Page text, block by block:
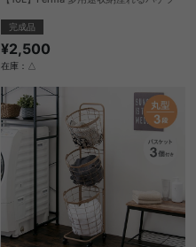
完成品
¥2,500
在庫：△